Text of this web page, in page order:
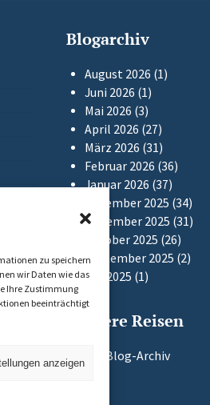
zu speichern
wir Daten wie das
Ihre Zustimmung
beeinträchtigt
anzeigen
Blogarchiv
August 2026 (1)
Juni 2026 (1)
Mai 2026 (3)
April 2026 (27)
März 2026 (31)
Februar 2026 (36)
Januar 2026 (37)
Dezember 2025 (34)
November 2025 (31)
Oktober 2025 (26)
September 2025 (2)
Mai 2025 (1)
Frühere Reisen
Zum Blog-Archiv